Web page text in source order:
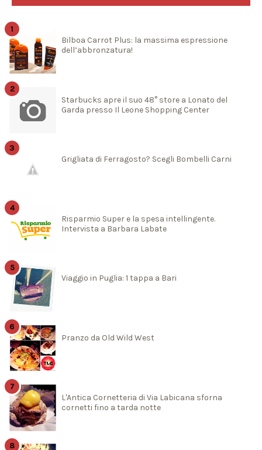
Bilboa Carrot Plus: la massima espressione
dell’abbronzatura!
Starbucks apre il suo 48° store a Lonato del
Garda presso Il Leone Shopping Center
Grigliata di Ferragosto? Scegli Bombelli Carni
Risparmio Super e la spesa intellingente.
Intervista a Barbara Labate
Viaggio in Puglia: 1 tappa a Bari
Pranzo da Old Wild West
L'Antica Cornetteria di Via Labicana sforna
cornetti fino a tarda notte